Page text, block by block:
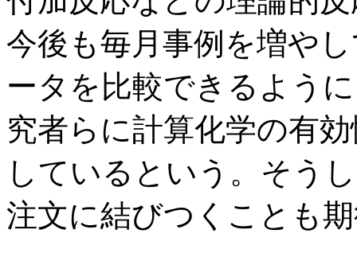
今後も毎月事例を増や
ータを比較できるよう
究者らに計算化学の有
しているという。そう
注文に結びつくことも